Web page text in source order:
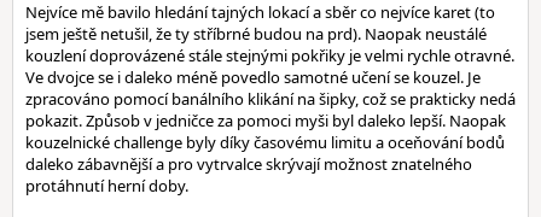
Nejvíce mě bavilo hledání tajných lokací a sběr co nejvíce karet (to
jsem ještě netušil, že ty stříbrné budou na prd). Naopak neustálé
kouzlení doprovázené stále stejnými pokřiky je velmi rychle otravné.
Ve dvojce se i daleko méně povedlo samotné učení se kouzel. Je
zpracováno pomocí banálního klikání na šipky, což se prakticky nedá
pokazit. Způsob v jedničce za pomoci myši byl daleko lepší. Naopak
kouzelnické challenge byly díky časovému limitu a oceňování bodů
daleko zábavnější a pro vytrvalce skrývají možnost znatelného
protáhnutí herní doby.